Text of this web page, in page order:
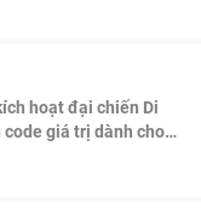
hoạt đại chiến Di
code giá trị dành cho